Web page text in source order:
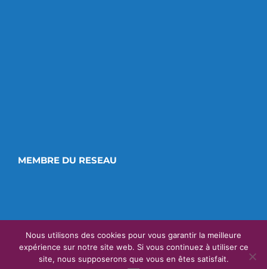
MEMBRE DU RESEAU
CONCEPTIONVETOONLINE| TOUS DROITS RÉSERVÉS |MENTIONS
Nous utilisons des cookies pour vous garantir la meilleure
expérience sur notre site web. Si vous continuez à utiliser ce
site, nous supposerons que vous en êtes satisfait.